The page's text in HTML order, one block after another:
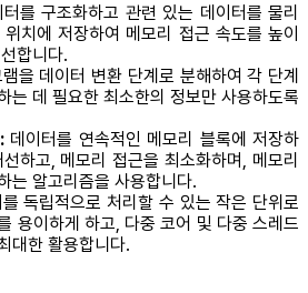
터를 구조화하고 관련 있는 데이터를 물리
치에 저장하여 메모리 접근 속도를 높이
합니다.
을 데이터 변환 단계로 분해하여 각 단계
는 데 필요한 최소한의 정보만 사용하도록
데이터를 연속적인 메모리 블록에 저장하
하고, 메모리 접근을 최소화하며, 메모리
는 알고리즘을 사용합니다.
독립적으로 처리할 수 있는 작은 단위로
용이하게 하고, 다중 코어 및 다중 스레드
대한 활용합니다.